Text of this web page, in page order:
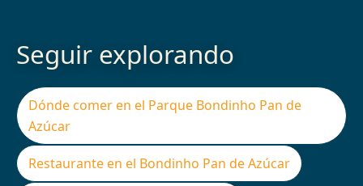
Seguir explorando
Dónde comer en el Parque Bondinho Pan de
Azúcar
Restaurante en el Bondinho Pan de Azúcar